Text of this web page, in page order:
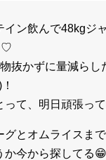
イン飲んで48kgジ
♡
抜かずに量減らし
って、明日頑張っ
グとオムライスま
か今から探してる